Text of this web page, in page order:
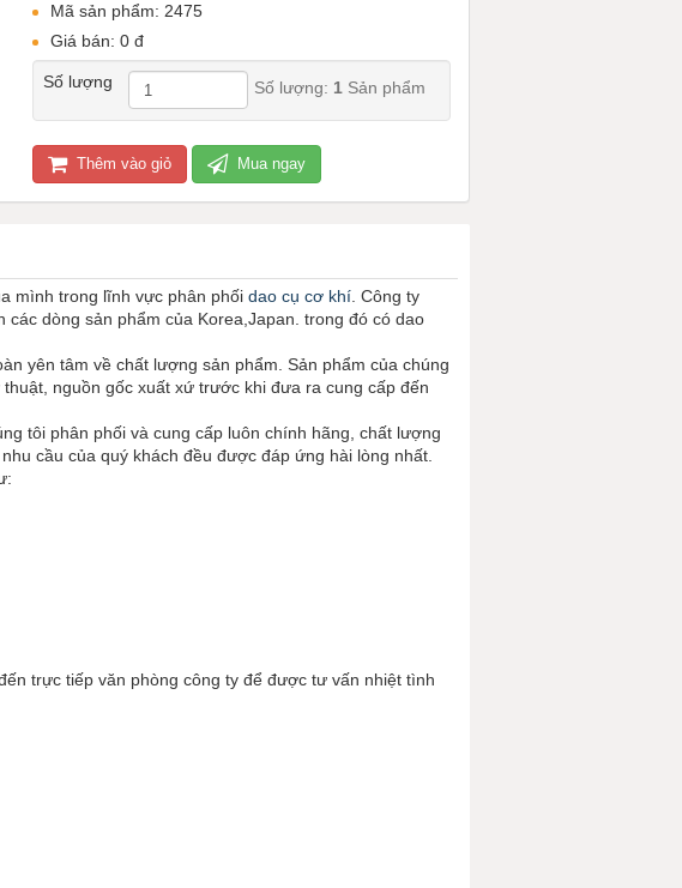
Mã sản phẩm: 2475
Giá bán: 0 đ
Số lượng Số lượng: 1 Sản phẩm
Thêm vào giỏ Mua ngay
mình trong lĩnh vực phân phối dao cụ cơ khí . Công ty
dòng sản phẩm của Korea,Japan. trong đó có dao
yên tâm về chất lượng sản phẩm. Sản phẩm của chúng
nguồn gốc xuất xứ trước khi đưa ra cung cấp đến
tôi phân phối và cung cấp luôn chính hãng, chất lượng
cầu của quý khách đều được đáp ứng hài lòng nhất.
trực tiếp văn phòng công ty để được tư vấn nhiệt tình